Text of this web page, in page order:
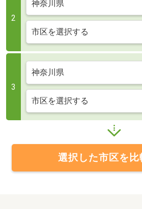
2
3
選択した市区を比